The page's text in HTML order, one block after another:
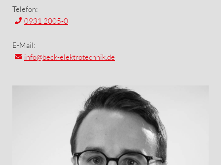
Telefon:
0931 2005-0
E-Mail:
info@beck-elektrotechnik.de